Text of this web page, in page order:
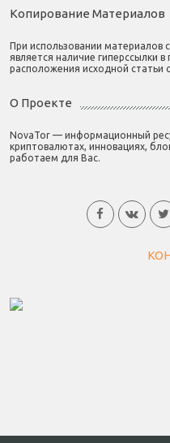
Копирование Материалов
При использовании материалов
является наличие гиперссылки
расположения исходной статьи
О Проекте
NovaTor — информационный
криптовалютах, инновациях,
работаем для Вас.